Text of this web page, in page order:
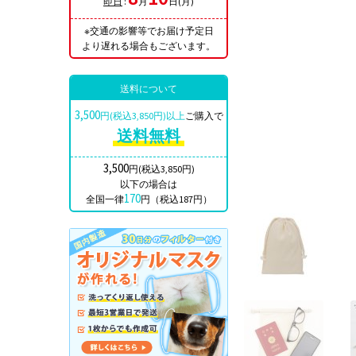
※交通の影響等でお届け予定日
より遅れる場合もございます。
送料について
3,500円(税込3,850円)以上ご購入で
送料無料
3,500円(税込3,850円)
以下の場合は
全国一律170円（税込187円）